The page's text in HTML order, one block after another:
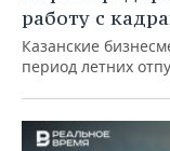
работу с
Казанские
период летних